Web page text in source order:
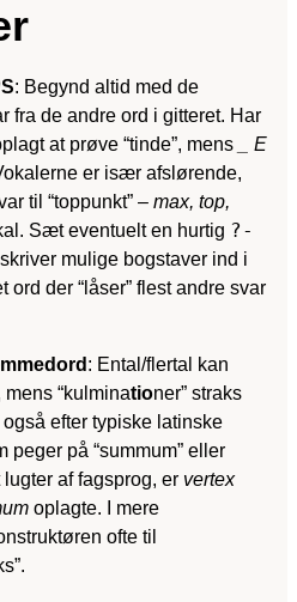
: Begynd altid med de
fra de andre ord i gitteret. Har
at prøve “tinde”, mens
_ E
er især afslørende,
til “toppunkt” – max, top,
Sæt eventuelt en hurtig ?-
mulige bogstaver ind i
ord der “låser” flest andre svar
: Ental/flertal kan
mens “kulminationer” straks
efter typiske latinske
peger på “summum” eller
lugter af fagsprog, er vertex
oplagte. I mere
ofte til